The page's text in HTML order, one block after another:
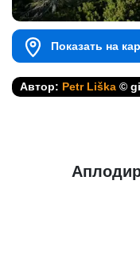
Показать на
Автор: Petr Liška ©